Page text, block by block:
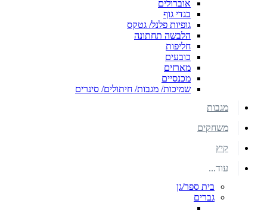
אוברולים
בגדי גוף
גופיות פלנל/ גטקס
הלבשה תחתונה
חליפות
כובעים
מארזים
מכנסיים
שמיכות/ מגבות/ חיתולים/ סינרים
מגבות
משחקים
קיץ
עוד...
בית ספר/גן
גברים